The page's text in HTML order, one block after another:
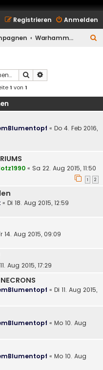
Anmelden
Registrieren
Warhammer 40k
Suche
1 von 1
« Do 4. Feb 2016,
« Sa 22. Aug 2015, 11:50
1 2
« Di 18. Aug 2015, 12:59
14. Aug 2015, 09:09
Aug 2015, 17:29
« Di 11. Aug 2015,
« Mo 10. Aug
« Mo 10. Aug